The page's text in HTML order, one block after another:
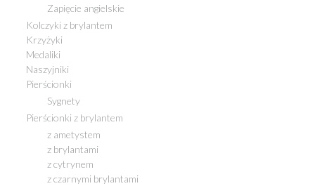
Zapięcie angielskie
Kolczyki z brylantem
Krzyżyki
Medaliki
Naszyjniki
Pierścionki
Sygnety
Pierścionki z brylantem
z ametystem
z brylantami
z cytrynem
z czarnymi brylantami